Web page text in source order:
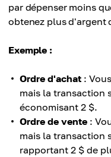
par dépenser moins
obtenez plus d'argent
Exemple :
Ordre d'achat :
mais la transaction
économisant 2 $.
Ordre de vente :
mais la transaction
rapportant 2 $ de